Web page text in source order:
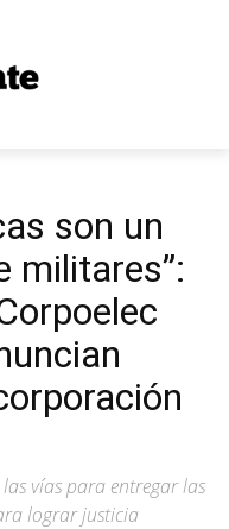
son un
militares”:
vías para entregar las
lograr justicia